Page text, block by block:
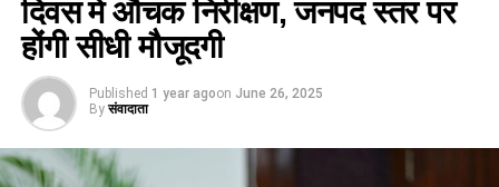
दिवस में औचक निरीक्षण, जनपद स्तर पर
होंगी सीधी मौजूदगी
Published 1 year agoon June 26, 2025
By संवादाता